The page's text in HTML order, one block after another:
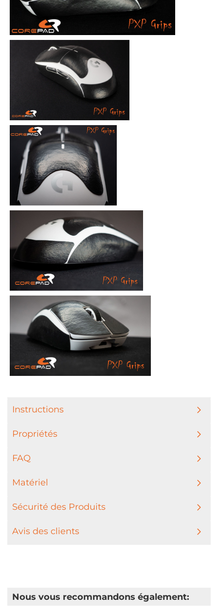
Instructions
Propriétés
FAQ
Matériel
Sécurité des Produits
Avis des clients
Nous vous recommandons également: